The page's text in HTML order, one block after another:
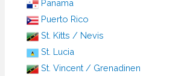
Panama
Puerto Rico
St. Kitts / Nevis
St. Lucia
St. Vincent / Grenadinen